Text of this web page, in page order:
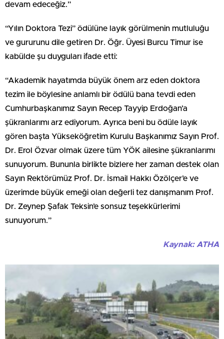
devam edeceğiz.”
“Yılın Doktora Tezi” ödülüne layık görülmenin mutluluğu
ve gururunu dile getiren Dr. Öğr. Üyesi Burcu Timur ise
kabülde şu duyguları ifade etti:
“Akademik hayatımda büyük önem arz eden doktora
tezim ile böylesine anlamlı bir ödülü bana tevdi eden
Cumhurbaşkanımız Sayın Recep Tayyip Erdoğan’a
şükranlarımı arz ediyorum. Ayrıca beni bu ödüle layık
gören başta Yükseköğretim Kurulu Başkanımız Sayın Prof.
Dr. Erol Özvar olmak üzere tüm YÖK ailesine şükranlarımı
sunuyorum. Bununla birlikte bizlere her zaman destek olan
Sayın Rektörümüz Prof. Dr. İsmail Hakkı Özölçer’e ve
üzerimde büyük emeği olan değerli tez danışmanım Prof.
Dr. Zeynep Şafak Teksin’e sonsuz teşekkürlerimi
sunuyorum.”
Kaynak: ATHA